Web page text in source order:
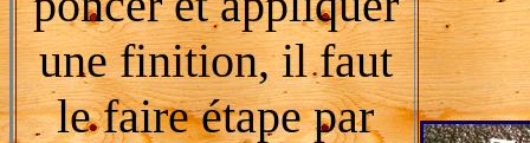
une finition, il faut
le faire étape par